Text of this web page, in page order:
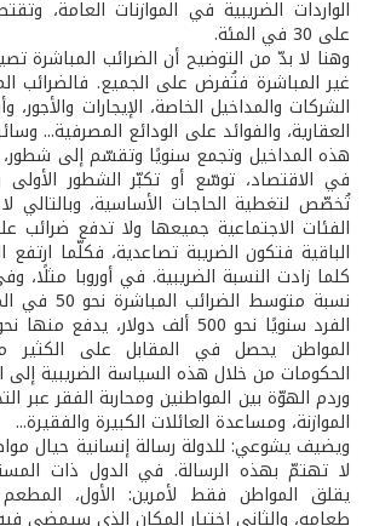
الواردات الضريبية في الموازنات العامة،
على 30 في المئة.
وهنا لا بدّ من التوضيح أن الضرائب المباشرة
غير المباشرة فتُفرض على الجميع. فالضرائب
الشركات والمداخيل الخاصة، الإيجارات والأجور،
العقارية، والفوائد على الودائع المصرفية...
هذه المداخيل وتجمع سنويًا وتقسّم إلى
في الاقتصاد، توسّع أو تكبّر الشطور
تُخصّص لتغطية الحاجات الأساسية، وبالتالي
الفئات الاجتماعية جميعها ولا تدفع ضرائب
الباقية فتكون الضريبة تصاعدية، فكلّما ارتفع
كلما زادت النسبة الضريبية. في أوروبا مثلًا،
نسبة متوسط
المواطن يحصل في المقابل على
الحكومات من خلال هذه السياسة الضريبية
وردم الهوّة بين المواطنين ومحاربة الفقر عبر
الموازنة، ومساعدة العائلات الكبيرة والفقيرة...
ويضيف يشوعي: للدولة رسالة إنسانية حيال
لا تهتمّ بهذه الرسالة. في الدول ذات
يقلق المواطن فقط لأمرين: الأول،
طعامه، والثاني اختيار المكان الذي سيمضي